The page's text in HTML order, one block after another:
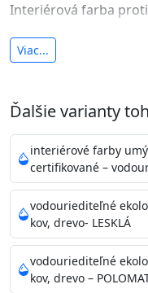
Interiérová farba
antibakteriálna a
Je interiérová
Vďaka
znižuje (o 99,9%)
Preto jevhodná na
vysokými nárokmi
nemocnice,
sály, potravinárske
škôlky, telocvične, a
vhodná aj do
(trieda 2 podľa EN
Viac...
Ďalšie varianty
interiérové farby
certifikované –
vodouriediteľné
kov, drevo- LESKLÁ
vodouriediteľné
kov, drevo –